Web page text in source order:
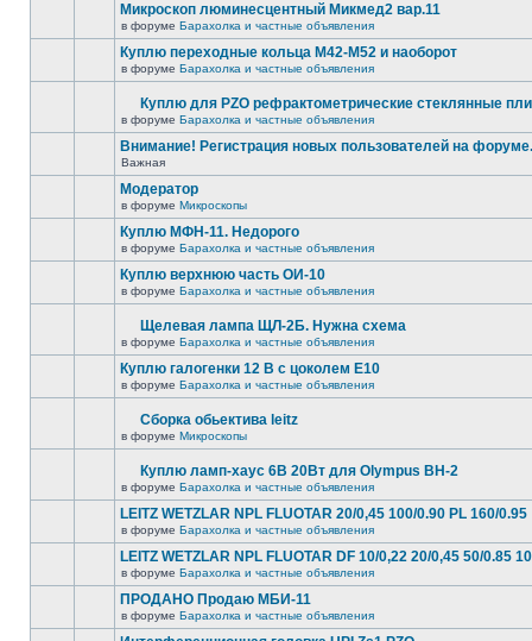
Микроскоп люминесцентный Микмед2 вар.11
в форуме Барахолка и частные объявления
Куплю переходные кольца М42-М52 и наоборот
в форуме Барахолка и частные объявления
Куплю для PZO рефрактометрические стеклянные
в форуме Барахолка и частные объявления
Внимание! Регистрация новых пользователей на форуме.
Важная
Модератор
в форуме Микроскопы
Куплю МФН-11. Недорого
в форуме Барахолка и частные объявления
Куплю верхнюю часть ОИ-10
в форуме Барахолка и частные объявления
Щелевая лампа ЩЛ-2Б. Нужна схема
в форуме Барахолка и частные объявления
Куплю галогенки 12 В с цоколем Е10
в форуме Барахолка и частные объявления
Сборка обьектива leitz
в форуме Микроскопы
Куплю ламп-хаус 6В 20Вт для Olympus BH-2
в форуме Барахолка и частные объявления
LEITZ WETZLAR NPL FLUOTAR 20/0,45 100/0.90 PL 160/0.95
в форуме Барахолка и частные объявления
LEITZ WETZLAR NPL FLUOTAR DF 10/0,22 20/0,45 50/0.85
в форуме Барахолка и частные объявления
ПРОДАНО Продаю МБИ-11
в форуме Барахолка и частные объявления